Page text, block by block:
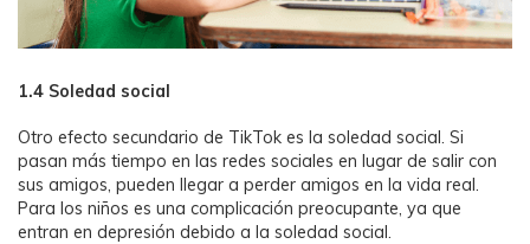
1.4 Soledad social
Otro efecto secundario de TikTok es la soledad social. Si
pasan más tiempo en las redes sociales en lugar de salir con
sus amigos, pueden llegar a perder amigos en la vida real.
Para los niños es una complicación preocupante, ya que
entran en depresión debido a la soledad social.